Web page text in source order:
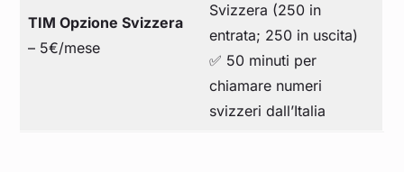
TIM Opzione Svizzera
– 5€/mese
Svizzera (250 in
entrata; 250 in uscita)
✅ 50 minuti per
chiamare numeri
svizzeri dall’Italia